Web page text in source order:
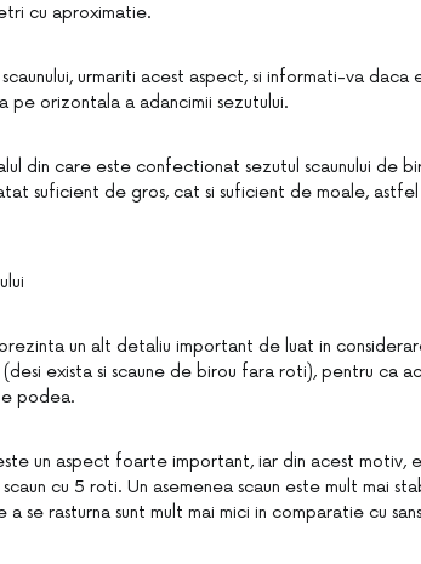
cu aproximatie.
urmariti acest aspect, si informati-va daca
pe orizontala a adancimii sezutului.
din care este confectionat sezutul scaunului de
suficient de gros, cat si suficient de moale,
un alt detaliu important de luat in
exista si scaune de birou fara roti), pentru ca
podea.
un aspect foarte important, iar din acest motiv,
cu 5 roti. Un asemenea scaun este mult mai
a se rasturna sunt mult mai mici in comparatie cu